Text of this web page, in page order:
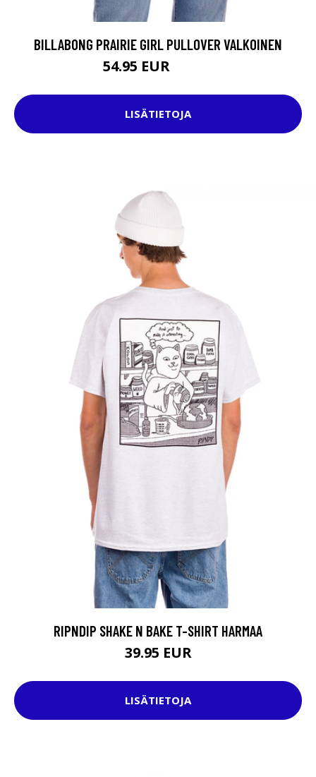
BILLABONG PRAIRIE GIRL PULLOVER VALKOINEN
54.95 EUR
LISÄTIETOJA
RIPNDIP SHAKE N BAKE T-SHIRT HARMAA
39.95 EUR
LISÄTIETOJA